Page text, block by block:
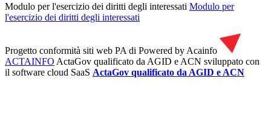
Modulo per l'esercizio dei diritti degli interessati Modulo per
l'esercizio dei diritti degli interessati
Progetto conformità siti web PA di Powered by Acainfo
ACTAINFO ActaGov qualificato da AGID e ACN sviluppato con
il software cloud SaaS ActaGov qualificato da AGID e ACN